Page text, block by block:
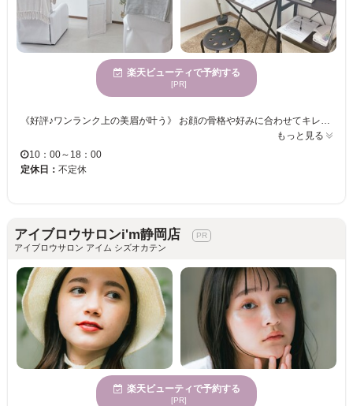
楽天ビューティで予約する
[PR]
《好評♪ワンランク上の美眉が叶う》 お顔の骨格や好みに合わせてキレイに整えます。お顔全体もスッキリと清潔感のある印象に♪ お悩みをじっくりとカウンセリング。オーダーメイドな目元が手に入る◎ ご自分でケアしている方も！全くしたことがない方も！アイブロウリストにお任せください♪ ワンランク上の目元を叶えるなら＜アイブロウサロン WHITE EYE＞へ・・・♪
もっと見る
10：00～18：00
定休日： 不定休
アイブロウサロンi'm静岡店
アイブロウサロン アイム シズオカテン
楽天ビューティで予約する
[PR]